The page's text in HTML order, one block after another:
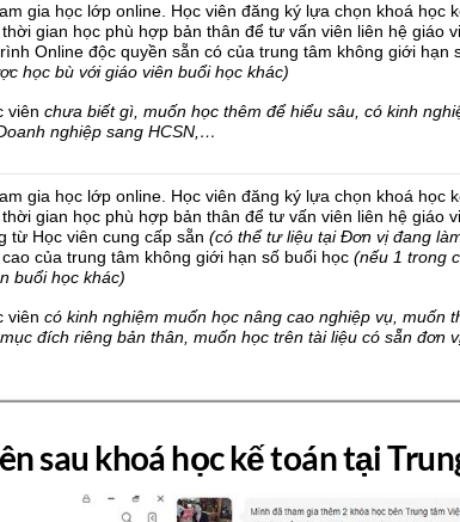
gia học lớp online. Học viên đăng ký lựa chọn khoá học
gian học phù hợp bản thân để tư vấn viên liên hệ giáo
Online độc quyền sẵn có của trung tâm không giới hạn
học bù với giáo viên buổi học khác)
viên chưa biết gì, muốn học thêm để hiểu sâu, có kinh
nghiệp sang HCSN,…
gia học lớp online. Học viên đăng ký lựa chọn khoá học
gian học phù hợp bản thân để tư vấn viên liên hệ giáo
từ Học viên cung cấp sẵn (có thể tư liệu tại Đơn vị đang
của trung tâm không giới hạn số buổi học (nếu 1 trong
buổi học khác)
viên có kinh nghiệm muốn học nâng cao nghiệp vụ, muốn
đích riêng bản thân, muốn học trên tài liệu có sẵn đơn
sau khoá học kế toán tại